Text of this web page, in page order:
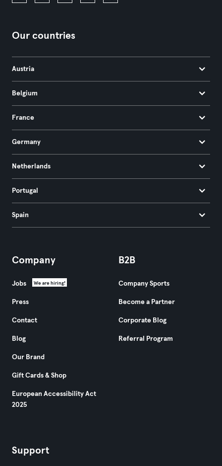
Our countries
Austria
Belgium
France
Germany
Netherlands
Portugal
Spain
Company
Jobs We are hiring!
Press
Contact
Blog
Our Brand
Gift Cards & Shop
European Accessibility Act
2025
B2B
Company Sports
Become a Partner
Corporate Blog
Referral Program
Support